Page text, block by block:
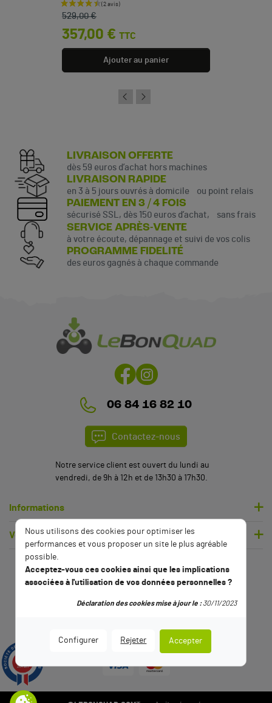
(6 avis)
Prix de base
529,00 €
Prix
357,00 € TTC
Ajouter au panier
LIVRAISON OFFERTE
dès 59 euros d’achat hors machines
LIVRAISON RAPIDE
en 3 à 5 jours ouvrés à domicile ou point relais
PAIEMENT EN 3 / 4 FOIS
sécurisé SSL, dès 150 euros d’achat, sans frais
SERVICE APRÈS-VENTE
à votre écoute, dépannage et suivi de vos colis
PROGRAMME FIDELITÉ
des euros gagnés à chaque commande
06 84 16 82 10
Contactez-nous
Notre service client est ouvert du lundi au
vendredi, de 9h à 12h et de 13h30 à 17h30.
Informations
Votre compte
Nous utilisons des cookies pour optimiser les
performances et vous proposer un site le plus agréable
possible.
Acceptez-vous ces cookies ainsi que les implications
associées à l'utilisation de vos données personnelles ?
Configurer Rejeter Accepter
Déclaration des cookies mise à jour le :30/11/2023
9.5
2794 avis